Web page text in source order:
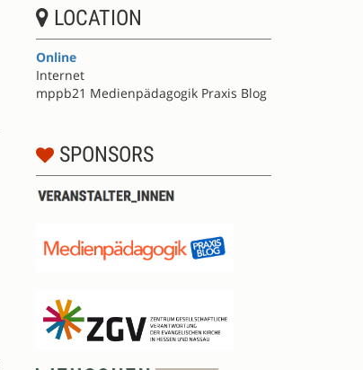
LOCATION
Online
Internet
mppb21 Medienpädagogik Praxis Blog
SPONSORS